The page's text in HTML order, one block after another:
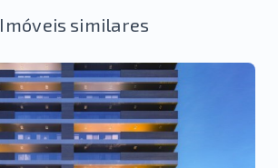
Imóveis similares